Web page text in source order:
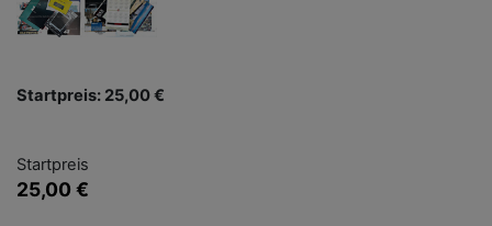
Startpreis: 25,00 €
Startpreis
25,00 €